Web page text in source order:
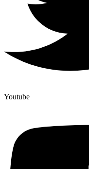
Youtube